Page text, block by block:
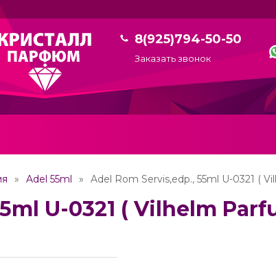
8(925)794-50-50
Заказать звонок
Adel 55ml Adel Rom Servis,edp., 55ml U-0321 (
U-0321 ( Vilhelm